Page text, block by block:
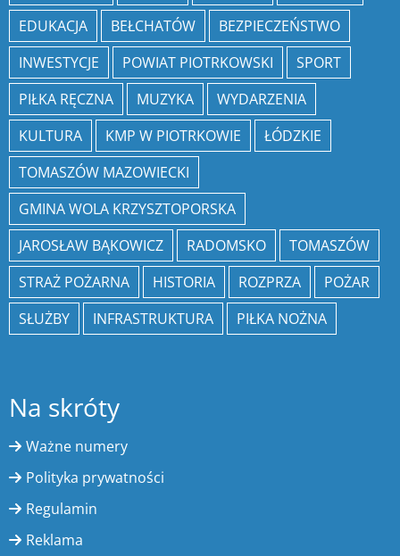
EDUKACJA
BEŁCHATÓW
BEZPIECZEŃSTWO
INWESTYCJE
POWIAT PIOTRKOWSKI
SPORT
PIŁKA RĘCZNA
MUZYKA
WYDARZENIA
KULTURA
KMP W PIOTRKOWIE
ŁÓDZKIE
TOMASZÓW MAZOWIECKI
GMINA WOLA KRZYSZTOPORSKA
JAROSŁAW BĄKOWICZ
RADOMSKO
TOMASZÓW
STRAŻ POŻARNA
HISTORIA ROZPRZA
POŻAR
SŁUŻBY
INFRASTRUKTURA PIŁKA NOŻNA
Na skróty
Ważne numery
Polityka prywatności
Regulamin
Reklama